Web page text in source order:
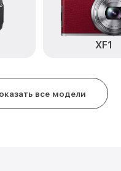
Xs10 Fujifilm
Xs10 Fujifilm XF1
все модели